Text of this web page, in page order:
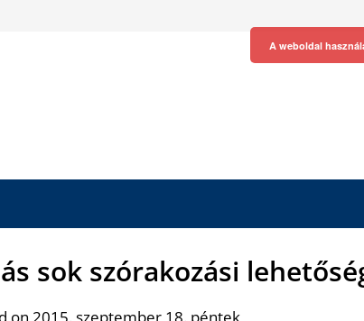
sok szórakozási
A weboldal